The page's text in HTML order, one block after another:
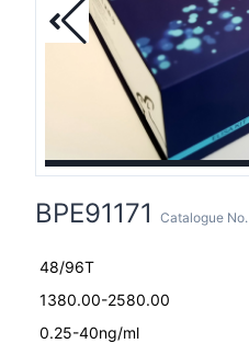
BPE91171 Catalogue No.
48/96T
1380.00-2580.00
0.25-40ng/ml